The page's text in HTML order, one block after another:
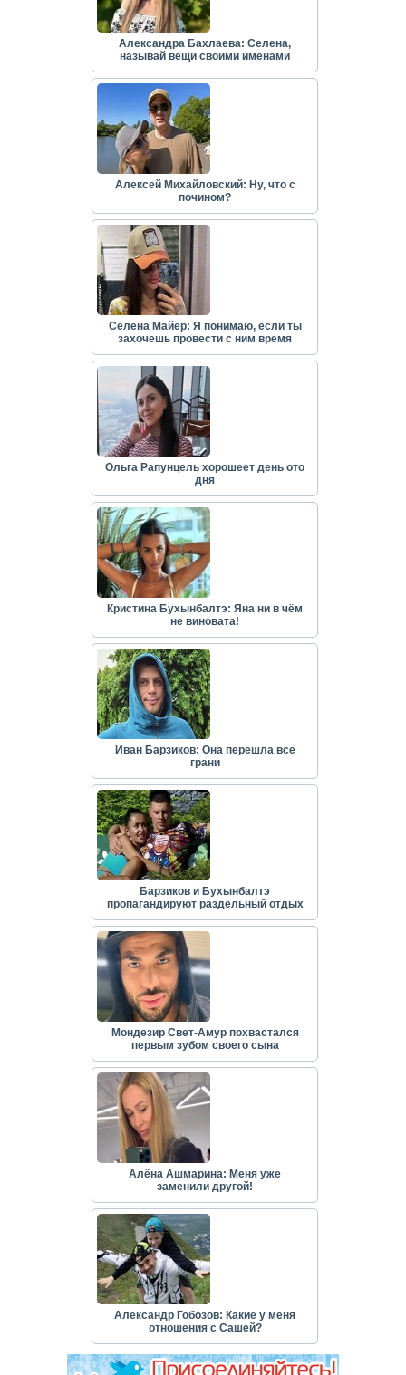
Александра Бахлаева: Селена,
называй вещи своими именами
Алексей Михайловский: Ну, что с
почином?
Селена Майер: Я понимаю, если ты
захочешь провести с ним время
Ольга Рапунцель хорошеет день ото
дня
Кристина Бухынбалтэ: Яна ни в чём
не виновата!
Иван Барзиков: Она перешла все
грани
Барзиков и Бухынбалтэ
пропагандируют раздельный отдых
Мондезир Свет-Амур похвастался
первым зубом своего сына
Алёна Ашмарина: Меня уже
заменили другой!
Александр Гобозов: Какие у меня
отношения с Сашей?